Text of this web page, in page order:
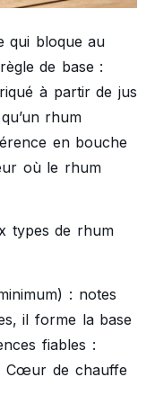
qui bloque au
de base :
à partir de jus
rhum
en bouche
où le rhum
types de rhum
: notes
il forme la base
fiables :
Cœur de chauffe